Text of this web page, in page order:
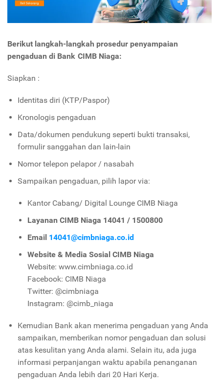
Berikut langkah-langkah prosedur penyampaian
pengaduan di Bank CIMB Niaga:
Siapkan :
Identitas diri (KTP/Paspor)
Kronologis pengaduan
Data/dokumen pendukung seperti bukti transaksi,
formulir sanggahan dan lain-lain
Nomor telepon pelapor / nasabah
Sampaikan pengaduan, pilih lapor via:
Kantor Cabang/ Digital Lounge CIMB Niaga
Layanan CIMB Niaga 14041 / 1500800
Email 14041@cimbniaga.co.id
Website & Media Sosial CIMB Niaga
Website: www.cimbniaga.co.id
Facebook: CIMB Niaga
Twitter: @cimbniaga
Instagram: @cimb_niaga
Kemudian Bank akan menerima pengaduan yang Anda
sampaikan, memberikan nomor pengaduan dan solusi
atas kesulitan yang Anda alami. Selain itu, ada juga
informasi perpanjangan waktu apabila penanganan
pengaduan Anda lebih dari 20 Hari Kerja.